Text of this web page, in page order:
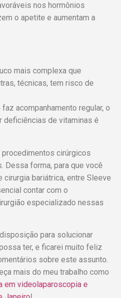
​​nos hormônios
o apetite e aumentam a
mais complexa que
técnicas, tem risco de
faz acompanhamento regular, o
deficiências de vitaminas é
cirúrgicos
Dessa forma, para que você
cirurgia bariátrica, entre Sleeve
contar com o
especializado nessas
para solucionar
ter, e ficarei muito feliz
sobre este assunto.
mais do meu trabalho como
em videolaparoscopia e